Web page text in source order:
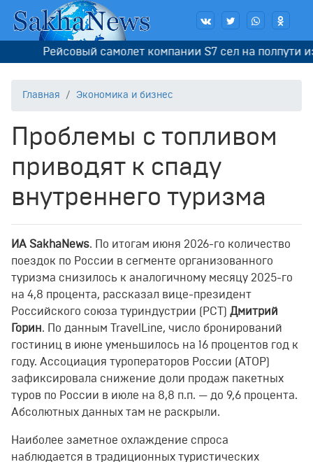
Рейсовый самолет компании S7 сел на полпути из-
Главная Экономика и бизнес
Проблемы с топливом
приводят к спаду
внутреннего туризма
ИА SakhaNews. По итогам июня 2026-го количество
поездок по России в сегменте организованного
туризма снизилось к аналогичному месяцу 2025-го
на 4,8 процента, рассказал вице-президент
Российского союза туриндустрии (РСТ) Дмитрий
Горин. По данным TravelLine, число бронирований
гостиниц в июне уменьшилось на 16 процентов год к
году. Ассоциация туроператоров России (АТОР)
зафиксировала снижение доли продаж пакетных
туров по России в июле на 8,8 п.п. — до 9,6 процента.
Абсолютных данных там не раскрыли.
Наиболее заметное охлаждение спроса
наблюдается в традиционных туристических